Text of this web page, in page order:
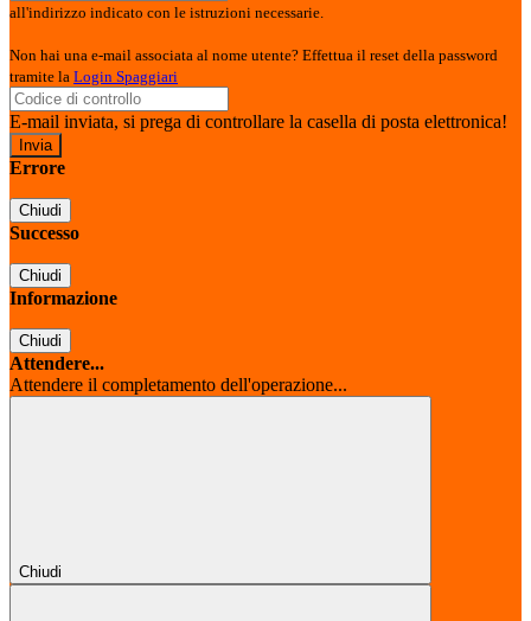
all'indirizzo indicato con le istruzioni necessarie.
Non hai una e-mail associata al nome utente? Effettua il reset della password
tramite la Login Spaggiari
E-mail inviata, si prega di controllare la casella di posta elettronica!
Errore
Chiudi
Successo
Chiudi
Informazione
Chiudi
Attendere...
Attendere il completamento dell'operazione...
Chiudi